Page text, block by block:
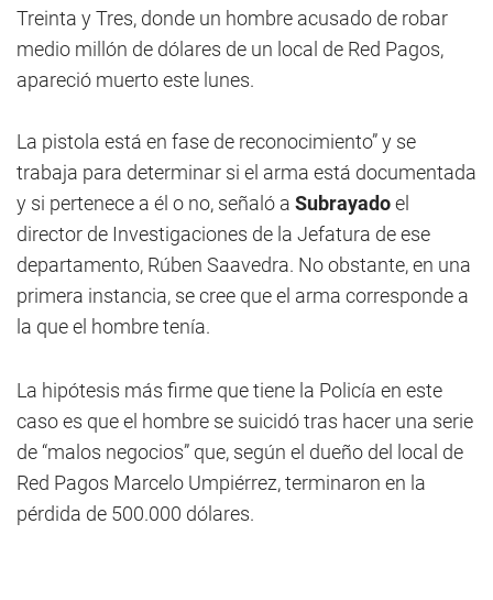
Treinta y Tres, donde un hombre acusado de robar
medio millón de dólares de un local de Red Pagos,
apareció muerto este lunes.
La pistola está en fase de reconocimiento” y se
trabaja para determinar si el arma está documentada
y si pertenece a él o no, señaló a Subrayadoel
director de Investigaciones de la Jefatura de ese
departamento, Rúben Saavedra. No obstante, en una
primera instancia, se cree que el arma corresponde a
la que el hombre tenía.
La hipótesis más firme que tiene la Policía en este
caso es que el hombre se suicidó tras hacer una serie
de “malos negocios” que, según el dueño del local de
Red Pagos Marcelo Umpiérrez, terminaron en la
pérdida de 500.000 dólares.